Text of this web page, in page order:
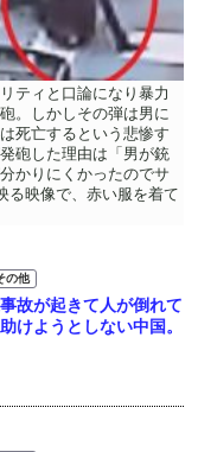
ティと口論になり暴力
。しかしその弾は男に
死亡するという悲惨す
砲した理由は「男が銃
かりにくかったのでサ
る映像で、赤い服を着て
の他
故が起きて人が倒れて
けようとしない中国。